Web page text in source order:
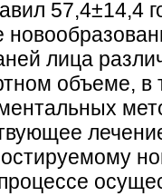
57,4±14,4
лица
объеме,